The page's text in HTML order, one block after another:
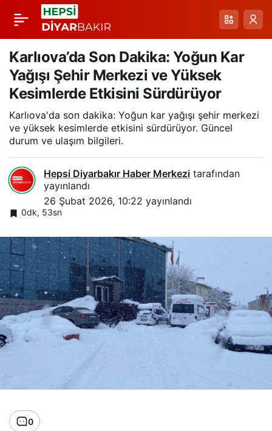
Karlıova’da Son Dakika: Yoğun Kar
Yağışı Şehir Merkezi ve Yüksek
Kesimlerde Etkisini Sürdürüyor
Karlıova'da son dakika: Yoğun kar yağışı şehir merkezi
ve yüksek kesimlerde etkisini sürdürüyor. Güncel
durum ve ulaşım bilgileri.
Hepsi Diyarbakır Haber Merkezi tarafından
yayınlandı
26 Şubat 2026, 10:22 yayınlandı
0dk, 53sn
0
Nazik Gölü’nde
Baharın İlk Işıkları ve
Ördeklerin Dansı
Paylaş